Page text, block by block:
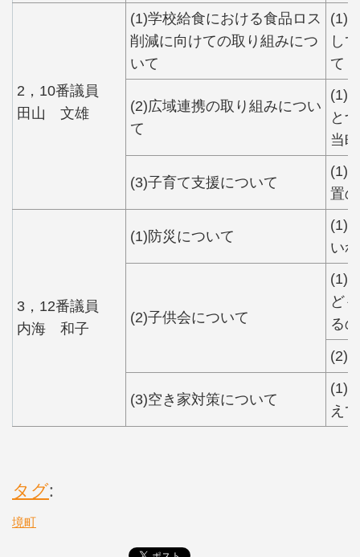
2，10番議員
田山 文雄
(1)学校給食における食品ロス
削減に向けての取り組みにつ
いて
(1)
し
て
(2)広域連携の取り組みについ
て
(1)
と
当
(3)子育て支援について
(1)
置
3，12番議員
内海 和子
(1)防災について
(1)
い
(2)子供会について
(1)
ど
る
(2)
(3)空き家対策について
(1)
え
タグ:
境町